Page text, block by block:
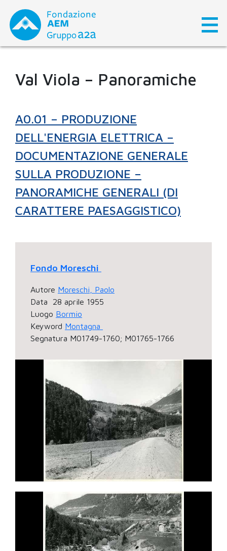
content
Val Viola – Panoramiche
A0.01 – PRODUZIONE
DELL'ENERGIA ELETTRICA –
DOCUMENTAZIONE GENERALE
SULLA PRODUZIONE –
PANORAMICHE GENERALI (DI
CARATTERE PAESAGGISTICO)
Fondo Moreschi
Autore Moreschi, Paolo
Data 28 aprile 1955
Luogo Bormio
Keyword Montagna
Segnatura M01749-1760; M01765-1766